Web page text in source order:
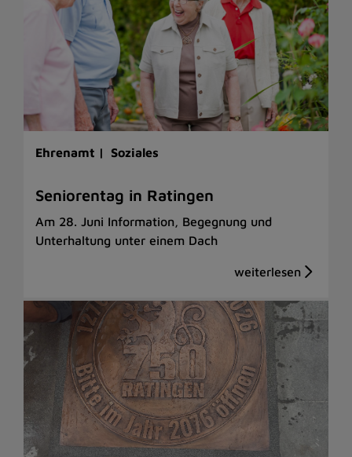
Ehrenamt | Soziales
Seniorentag in Ratingen
Am 28. Juni Information, Begegnung und
Unterhaltung unter einem Dach